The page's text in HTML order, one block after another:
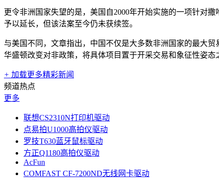
更令非洲国家失望的是，美国自2000年开始实施的一项针对
予以延长，但该法案至今仍未获续签。
与美国不同，文章指出，中国不仅是大多数非洲国家的最大
华盛顿改变对非政策，将具体项目置于开采交易和象征性姿
+ 加载更多精彩新闻
频道热点
更多
联想CS2310N打印机驱动
点易拍U1000高拍仪驱动
罗技T630蓝牙鼠标驱动
方正Q1180高拍仪驱动
AcFun
COMFAST CF-7200ND无线网卡驱动